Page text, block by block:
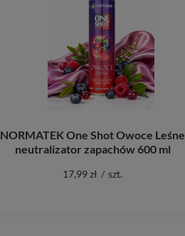
NORMATEK One Shot Owoce Leśne
neutralizator zapachów 600 ml
17,99 zł / szt.